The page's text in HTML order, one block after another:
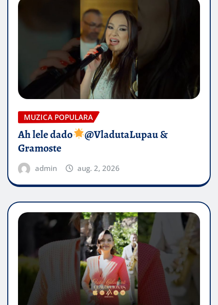
MUZICA POPULARA
Ah lele dado​
@VladutaLupau &
Gramoste
admin aug. 2, 2026